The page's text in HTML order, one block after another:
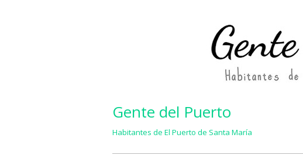
Gente del Puerto
Habitantes de El Puerto de Santa María